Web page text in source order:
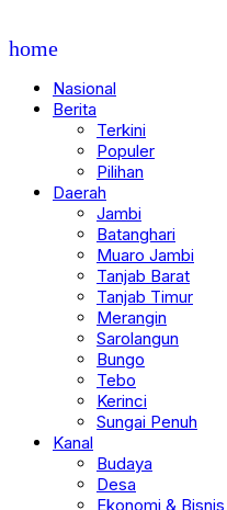
home
Nasional
Berita
Terkini
Populer
Pilihan
Daerah
Jambi
Batanghari
Muaro Jambi
Tanjab Barat
Tanjab Timur
Merangin
Sarolangun
Bungo
Tebo
Kerinci
Sungai Penuh
Kanal
Budaya
Desa
Ekonomi & Bisnis